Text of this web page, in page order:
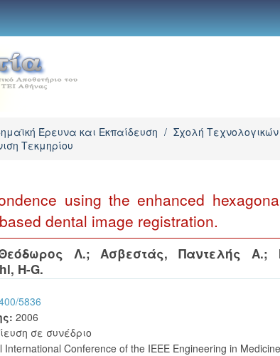
Έρευνα και Εκπαίδευση / Σχολή
Τεκμηρίου
using the enhanced
dental image registration.
Λ.;Ασβεστάς, Παντελής Α.;
H-G.
5836
2006
σε συνέδριο
International Conference of the IEEE Engineering in